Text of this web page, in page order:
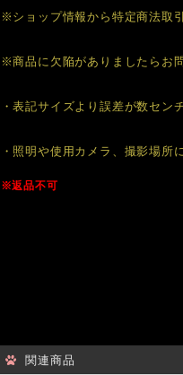
※ショップ情報から特定商法取
※商品に欠陥がありましたらお
・表記サイズより誤差が数セン
・照明や使用カメラ、撮影場所
※返品不可
関連商品